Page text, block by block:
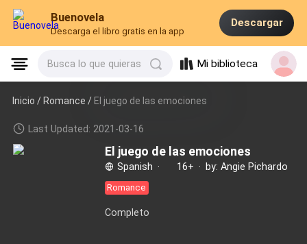
Buenovela
Descarga el libro gratis en la app
Descargar
Busca lo que quieras Mi biblioteca
Inicio /Romance / El juego de las emociones
Last Updated: 2021-03-16
El juego de las emociones
Spanish · 16+ · by: Angie Pichardo
Romance
Completo